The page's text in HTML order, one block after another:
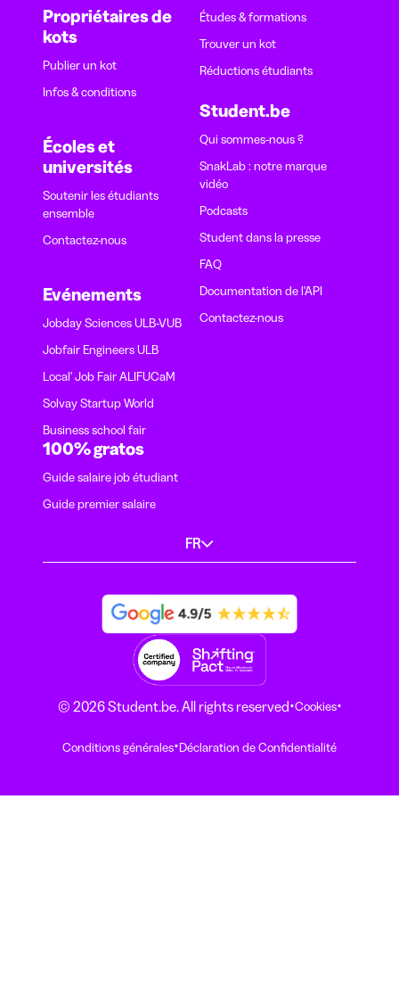
Propriétaires de
kots
Publier un kot
Infos & conditions
Écoles et
universités
Soutenir les étudiants
ensemble
Contactez-nous
Evénements
Jobday Sciences ULB-VUB
Jobfair Engineers ULB
Local' Job Fair ALIFUCaM
Solvay Startup World
Business school fair
Études & formations
Trouver un kot
Réductions étudiants
Student.be
Qui sommes-nous ?
SnakLab : notre marque
vidéo
Podcasts
Student dans la presse
FAQ
Documentation de l'API
Contactez-nous
100% gratos
Guide salaire job étudiant
Guide premier salaire
FR
© 2026 Student.be. All rights reserved·Cookies·
Conditions générales·Déclaration de Confidentialité